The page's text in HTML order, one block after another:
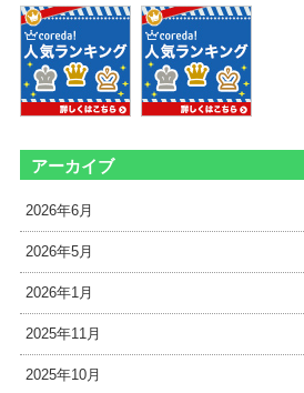
アーカイブ
2026年6月
2026年5月
2026年1月
2025年11月
2025年10月